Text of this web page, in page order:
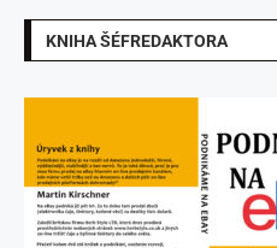
KNIHA ŠÉFREDAKTORA